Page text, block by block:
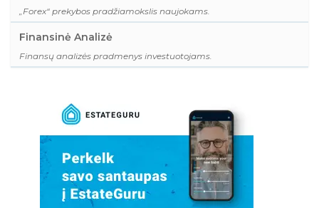
„Forex“ prekybos pradžiamokslis naujokams.
Finansinė Analizė
Finansų analizės pradmenys investuotojams.